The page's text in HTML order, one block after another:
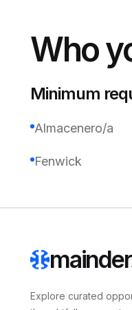
Who
Minimum
Almacenero/a
Fenwick
mainder
Explore curated